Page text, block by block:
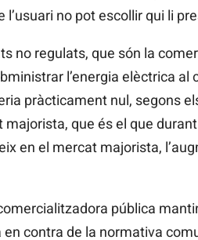
no pot escollir qui li
no regulats, que són la
l’energia elèctrica al
pràcticament nul, segons
majorista, que és el que
en el mercat majorista,
pública
contra de la normativa